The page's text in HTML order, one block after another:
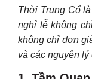
Thời Trung Cổ
nghỉ lễ không
không chỉ đơn
và các nguyên